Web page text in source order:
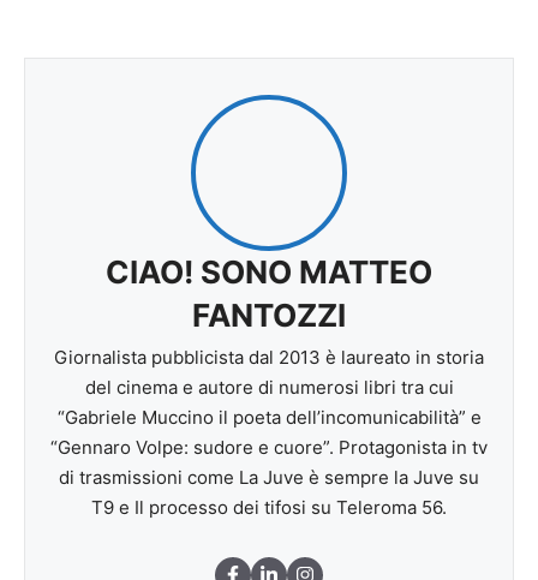
CIAO! SONO MATTEO
FANTOZZI
Giornalista pubblicista dal 2013 è laureato in storia
del cinema e autore di numerosi libri tra cui
“Gabriele Muccino il poeta dell’incomunicabilità” e
“Gennaro Volpe: sudore e cuore”. Protagonista in tv
di trasmissioni come La Juve è sempre la Juve su
T9 e Il processo dei tifosi su Teleroma 56.